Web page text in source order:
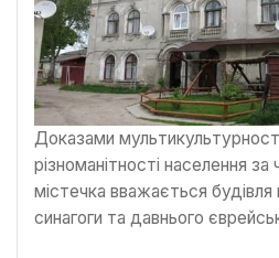
Доказами
різноманітності населення за
містечка вважається будівля
синагоги та давнього